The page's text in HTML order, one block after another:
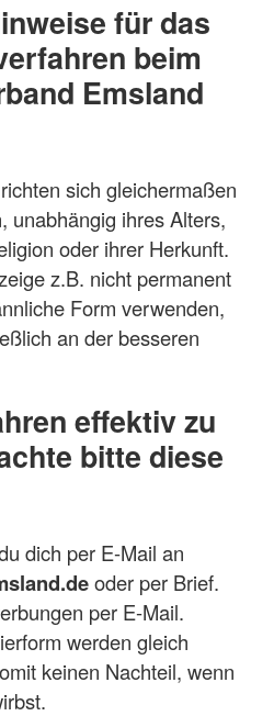
für das
beim
Emsland
sich gleichermaßen
unabhängig ihres Alters,
oder ihrer Herkunft.
z.B. nicht permanent
Form verwenden,
an der besseren
effektiv zu
bitte diese
dich per E-Mail an
oder per Brief.
per E-Mail.
werden gleich
keinen Nachteil, wenn